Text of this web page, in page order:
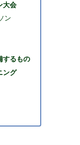
大会
ン
するもの
ング